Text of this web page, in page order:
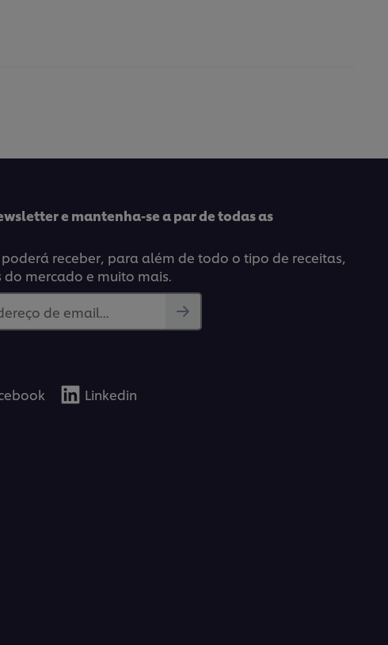
e mantenha-se a par de todas as
receber, para além de todo o tipo de receitas,
mercado e muito mais.
de email...
Linkedin